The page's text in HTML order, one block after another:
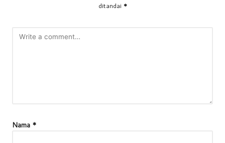
ditandai *
Nama *